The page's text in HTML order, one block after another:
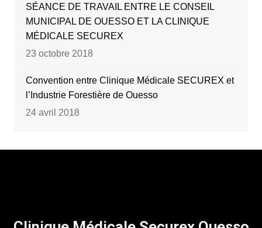
SÉANCE DE TRAVAIL ENTRE LE CONSEIL
MUNICIPAL DE OUESSO ET LA CLINIQUE
MÉDICALE SECUREX
23 octobre 2018
Convention entre Clinique Médicale SECUREX et
l’Industrie Forestière de Ouesso
24 avril 2018